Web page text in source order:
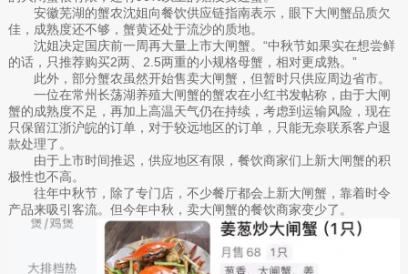
安徽芜湖的蟹农沈姐向餐饮供应链指南表示，眼下大闸蟹品质欠
佳，成熟度还不够，蟹黄还处于流沙的质地。
沈姐决定国庆前一周再大量上市大闸蟹。“中秋节如果实在想尝鲜
的话，只推荐购买2两、2.5两重的小规格母蟹，相对更成熟。”
此外，部分蟹农虽然开始售卖大闸蟹，但暂时只供应周边省市。
一位在常州长荡湖养殖大闸蟹的蟹农在小红书发帖称，由于大闸
蟹的成熟度不足，再加上高温天气仍在持续，考虑到运输风险，现在
只保留江浙沪皖的订单，对于较远地区的订单，只能无奈联系客户退
款处理了。
由于上市时间推迟，供应地区有限，餐饮商家们上新大闸蟹的积
极性也不高。
往年中秋节，除了专门店，不少餐厅都会上新大闸蟹，靠着时令
产品来吸引客流。但今年中秋，卖大闸蟹的餐饮商家变少了。